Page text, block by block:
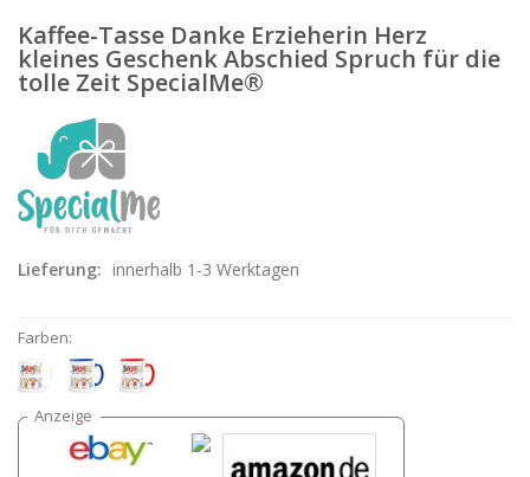
Kaffee-Tasse Danke Erzieherin Herz
kleines Geschenk Abschied Spruch für die
tolle Zeit SpecialMe®
Lieferung: innerhalb 1-3 Werktagen
Farben: